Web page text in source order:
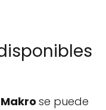
se puede